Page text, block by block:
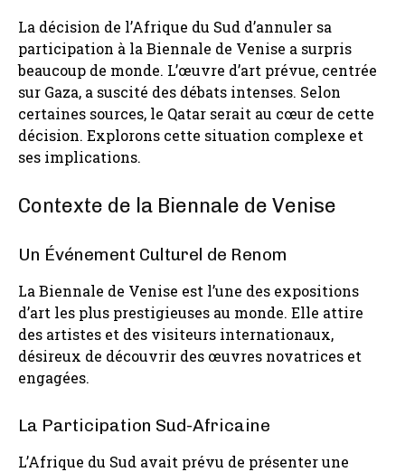
La décision de l’Afrique du Sud d’annuler sa
participation à la Biennale de Venise a surpris
beaucoup de monde. L’œuvre d’art prévue, centrée
sur Gaza, a suscité des débats intenses. Selon
certaines sources, le Qatar serait au cœur de cette
décision. Explorons cette situation complexe et
ses implications.
Contexte de la Biennale de Venise
Un Événement Culturel de Renom
La Biennale de Venise est l’une des expositions
d’art les plus prestigieuses au monde. Elle attire
des artistes et des visiteurs internationaux,
désireux de découvrir des œuvres novatrices et
engagées.
La Participation Sud-Africaine
L’Afrique du Sud avait prévu de présenter une